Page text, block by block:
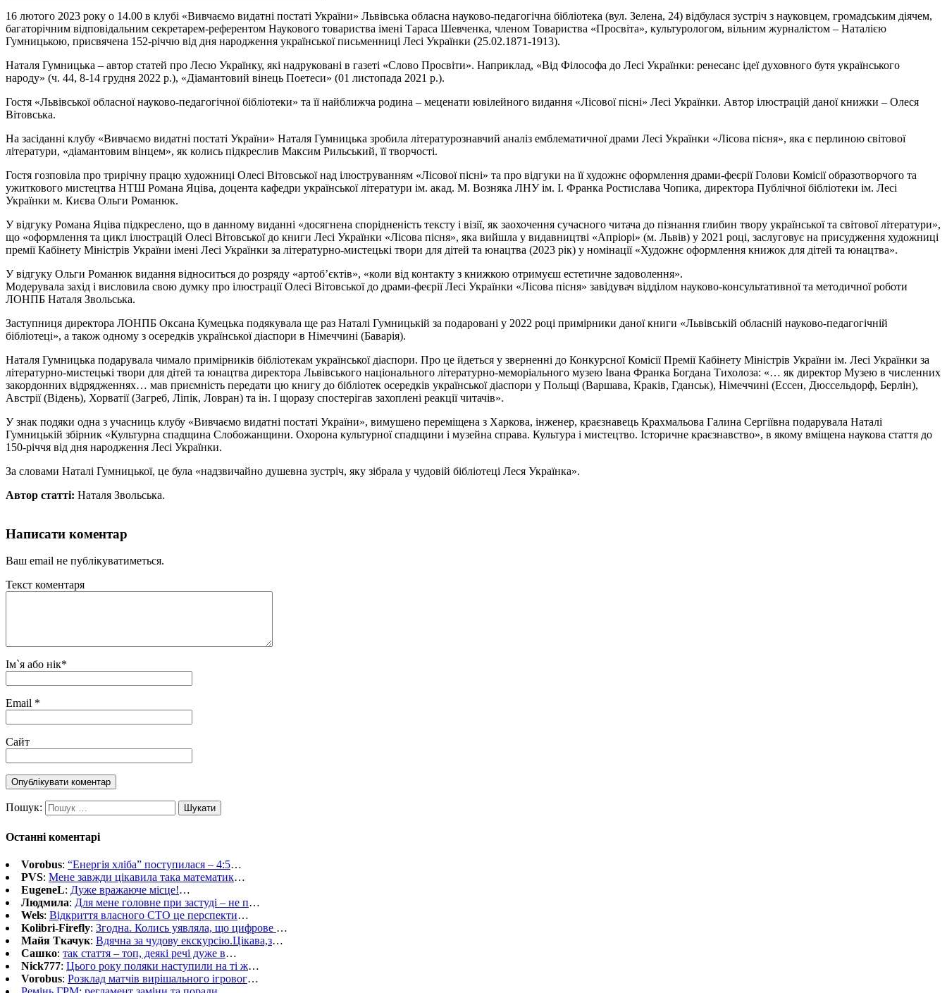
16 лютого 2023 року о 14.00 в клубі «Вивчаємо видатні постаті України» Львівська обласна науково-педагогічна бібліотека (вул. Зелена, 24) відбулася зустріч з науковцем, громадським діячем,
багаторічним відповідальним секретарем-референтом Наукового товариства імені Тараса Шевченка, членом Товариства «Просвіта», культурологом, вільним журналістом – Наталією
Гумницькою, присвячена 152-річчю від дня народження української письменниці Лесі Українки (25.02.1871-1913).
Наталя Гумницька – автор статей про Лесю Українку, які надруковані в газеті «Слово Просвіти». Наприклад, «Від Філософа до Лесі Українки: ренесанс ідеї духовного бутя українського
народу» (ч. 44, 8-14 грудня 2022 р.), «Діамантовий вінець Поетеси» (01 листопада 2021 р.).
Гостя «Львівської обласної науково-педагогічної бібліотеки» та її найближча родина – меценати ювілейного видання «Лісової пісні» Лесі Українки. Автор ілюстрацій даної книжки – Олеся
Вітовська.
На засіданні клубу «Вивчаємо видатні постаті України» Наталя Гумницька зробила літературознавчий аналіз емблематичної драми Лесі Українки «Лісова пісня», яка є перлиною світової
літератури, «діамантовим вінцем», як колись підкреслив Максим Рильський, її творчості.
Гостя гозповіла про трирічну працю художниці Олесі Вітовської над ілюструванням «Лісової пісні» та про відгуки на її художнє оформлення драми-феєрії Голови Комісії образотворчого та
ужиткового мистецтва НТШ Романа Яціва, доцента кафедри української літератури ім. акад. М. Возняка ЛНУ ім. І. Франка Ростислава Чопика, директора Публічної бібліотеки ім. Лесі
Українки м. Києва Ольги Романюк.
У відгуку Романа Яціва підкреслено, що в данному виданні «досягнена спорідненість тексту і візії, як заохочення сучасного читача до пізнання глибин твору української та світової літератури»,
що «оформлення та цикл ілюстрацій Олесі Вітовської до книги Лесі Українки «Лісова пісня», яка вийшла у видавництві «Апріорі» (м. Львів) у 2021 році, заслуговує на присудження художниці
премії Кабінету Міністрів України імені Лесі Українки за літературно-мистецькі твори для дітей та юнацтва (2023 рік) у номінації «Художнє оформлення книжок для дітей та юнацтва».
У відгуку Ольги Романюк видання відноситься до розряду «артоб’єктів», «коли від контакту з книжкою отримуєш естетичне задоволення».
Модерувала захід і висловила свою думку про ілюстрації Олесі Вітовської до драми-феєрії Лесі Українки «Лісова пісня» завідувач відділом науково-консультативної та методичної роботи
ЛОНПБ Наталя Звольська.
Заступниця директора ЛОНПБ Оксана Кумецька подякувала ще раз Наталі Гумницькій за подаровані у 2022 році примірники даної книги «Львівській обласній науково-педагогічній
бібліотеці», а також одному з осередків української діаспори в Німеччині (Баварія).
Наталя Гумницька подарувала чимало примірників бібліотекам української діаспори. Про це йдеться у зверненні до Конкурсної Комісії Премії Кабінету Міністрів України ім. Лесі Українки за
літературно-мистецькі твори для дітей та юнацтва директора Львівського національного літературно-меморіального музею Івана Франка Богдана Тихолоза: «… як директор Музею в численних
закордонних відрядженнях… мав приємність передати цю книгу до бібліотек осередків української діаспори у Польщі (Варшава, Краків, Гданськ), Німеччині (Ессен, Дюссельдорф, Берлін),
Австрії (Відень), Хорватії (Загреб, Ліпік, Ловран) та ін. І щоразу спостерігав захоплені реакції читачів».
У знак подяки одна з учасниць клубу «Вивчаємо видатні постаті України», вимушено переміщена з Харкова, інженер, краєзнавець Крахмальова Галина Сергіївна подарувала Наталі
Гумницькій збірник «Культурна спадщина Слобожанщини. Охорона культурної спадщини і музейна справа. Культура і мистецтво. Історичне краєзнавство», в якому вміщена наукова стаття до
150-річчя від дня народження Лесі Українки.
За словами Наталі Гумницької, це була «надзвичайно душевна зустріч, яку зібрала у чудовій бібліотеці Леся Українка».
Автор статті: Наталя Звольська.
Написати коментар
Ваш email не публікуватиметься.
Текст коментаря
Ім`я або нік*
Email *
Сайт
Пошук:
Останні коментарі
Vorobus: “Енергія хліба” поступилася – 4:5…
PVS: Мене завжди цікавила така математик…
EugeneL: Дуже вражаюче місце!…
Людмила: Для мене головне при застуді – не п…
Wels: Відкриття власного СТО це перспекти…
Kolibri-Firefly: Згодна. Колись уявляла, що цифрове …
Майя Ткачук: Вдячна за чудову екскурсію.Цікава,з…
Сашко: так стаття – топ, деякі речі дуже в…
Nick777: Цього року поляки наступили на ті ж…
Vorobus: Розклад матчів вирішального ігровог…